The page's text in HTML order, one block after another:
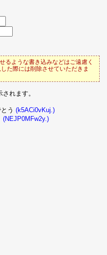
るような書き込みなどはご遠慮く
た際には削除させていただきま
れます。
う (k5ACi0vKuj.)
(NEJP0MFw2y.)